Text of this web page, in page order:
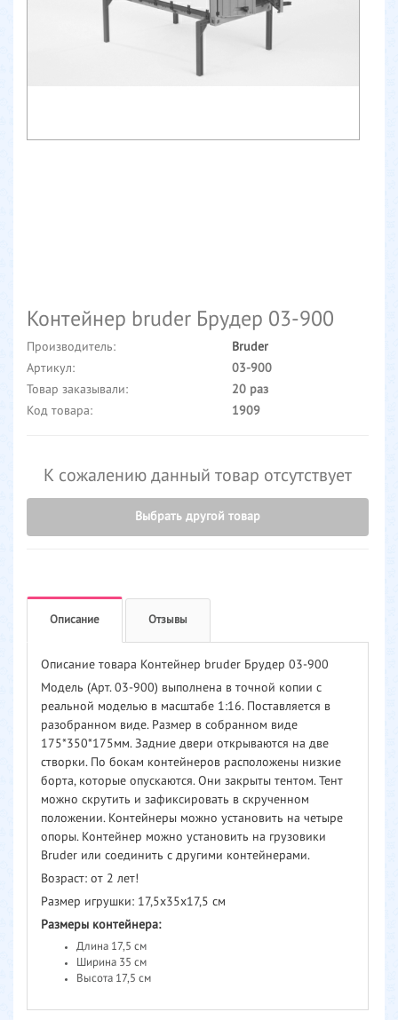
Контейнер bruder Брудер 03-900
Производитель:
Bruder
Артикул:
03-900
Товар заказывали:
20 раз
Код товара:
1909
К сожалению данный товар отсутствует
Выбрать другой товар
Описание Отзывы
Описание товара Контейнер bruder Брудер 03-900
Модель (Арт. 03-900) выполнена в точной копии с
реальной моделью в масштабе 1:16. Поставляется в
разобранном виде. Размер в собранном виде
175*350*175мм. Задние двери открываются на две
створки. По бокам контейнеров расположены низкие
борта, которые опускаются. Они закрыты тентом. Тент
можно скрутить и зафиксировать в скрученном
положении. Контейнеры можно установить на четыре
опоры. Контейнер можно установить на грузовики
Bruder или соединить с другими контейнерами.
Возраст: от 2 лет!
Размер игрушки: 17,5х35х17,5 см
Размеры контейнера:
Длина 17,5 см
Ширина 35 см
Высота 17,5 см